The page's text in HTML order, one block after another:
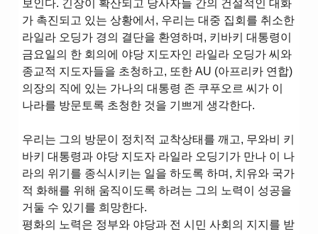
보인다. 긴장이 확산되고 당사자들 간의 건설적인 대화
가 촉진되고 있는 상황에서, 우리는 대중 집회를 취소한
라일라 오딩가 경의 결단을 환영하며, 키바키 대통령이
금요일의 한 회의에 야당 지도자인 라일라 오딩가 씨와
종교적 지도자들을 초청하고, 또한 AU (아프리카 연합)
의장의 직에 있는 가나의 대통령 존 쿠푸오르 씨가 이
나라를 방문토록 초청한 것을 기쁘게 생각한다.
우리는 그의 방문이 정치적 교착상태를 깨고, 무와비 키
바키 대통령과 야당 지도자 라일라 오딩기가 만나 이 나
라의 위기를 종식시키는 일을 하도록 하며, 치유와 국가
적 화해를 위해 움직이도록 하려는 그의 노력이 성공을
거둘 수 있기를 희망한다.
평화의 노력은 정부와 야당과 전 시민 사회의 지지를 받